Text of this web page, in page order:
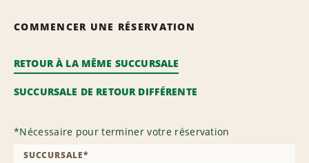
COMMENCER UNE RÉSERVATION
RETOUR À LA MÊME SUCCURSALE
SUCCURSALE DE RETOUR DIFFÉRENTE
*Nécessaire pour terminer votre réservation
SUCCURSALE*